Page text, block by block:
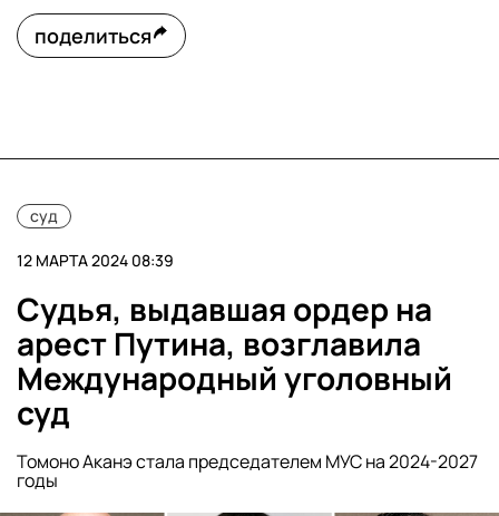
поделиться
суд
12 МАРТА 2024 08:39
Судья, выдавшая ордер на
арест Путина, возглавила
Международный уголовный
суд
Томоно Аканэ стала председателем МУС на 2024-2027
годы